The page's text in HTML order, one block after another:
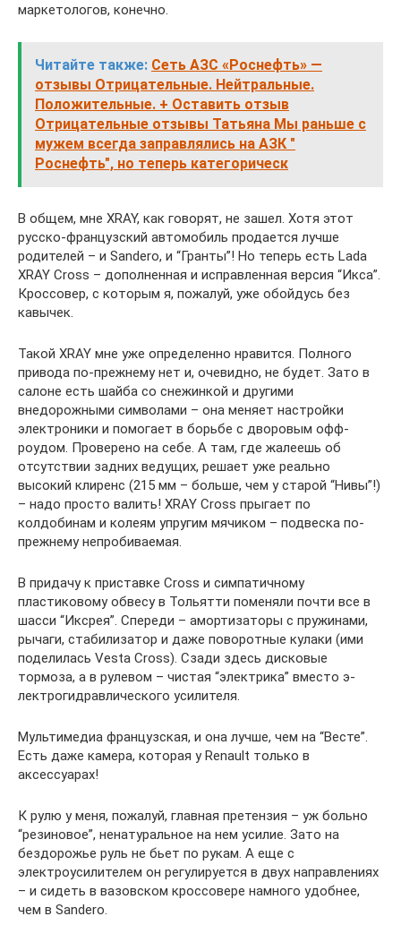
маркетологов, конечно.
Читайте также: Сеть АЗС «Роснефть» —
отзывы Отрицательные. Нейтральные.
Положительные. + Оставить отзыв
Отрицательные отзывы Татьяна Мы раньше с
мужем всегда заправлялись на АЗК "
Роснефть", но теперь категорическ
В общем, мне XRAY, как говорят, не зашел. Хотя этот
русско-французский автомобиль продается лучше
родителей – и Sandero, и “Гранты”! Но теперь есть Lada
XRAY Cross – дополненная и исправленная версия “Икса”.
Кроссовер, с которым я, пожалуй, уже обойдусь без
кавычек.
Такой XRAY мне уже определенно нравится. Полного
привода по-прежнему нет и, очевидно, не будет. Зато в
салоне есть шайба со снежинкой и другими
внедорожными символами – она меняет настройки
электроники и помогает в борьбе с дворовым офф-
роудом. Проверено на себе. А там, где жалеешь об
отсутствии задних ведущих, решает уже реально
высокий клиренс (215 мм – больше, чем у старой “Нивы”!)
– надо просто валить! XRAY Cross прыгает по
колдобинам и колеям упругим мячиком – подвеска по-
прежнему непробиваемая.
В придачу к приставке Cross и симпатичному
пластиковому обвесу в Тольятти поменяли почти все в
шасси “Иксрея”. Спереди – амортизаторы с пружинами,
рычаги, стабилизатор и даже поворотные кулаки (ими
поделилась Vesta Cross). Сзади здесь дисковые
тормоза, а в рулевом – чистая “электрика” вместо э­
лектрогидравлического усилителя.
Мультимедиа французская, и она лучше, чем на “Весте”.
Есть даже камера, которая у Renault только в
аксессуарах!
К рулю у меня, пожалуй, главная претензия – уж больно
“резиновое”, ненатуральное на нем усилие. Зато на
бездорожье руль не бьет по рукам. А еще с
электроусилителем он регулируется в двух направлениях
– и сидеть в вазовском кроссовере намного удобнее,
чем в Sandero.